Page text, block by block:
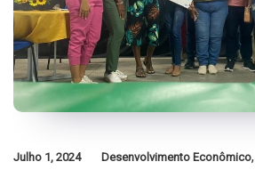
Julho 1, 2024 Desenvolvimento Econômico,